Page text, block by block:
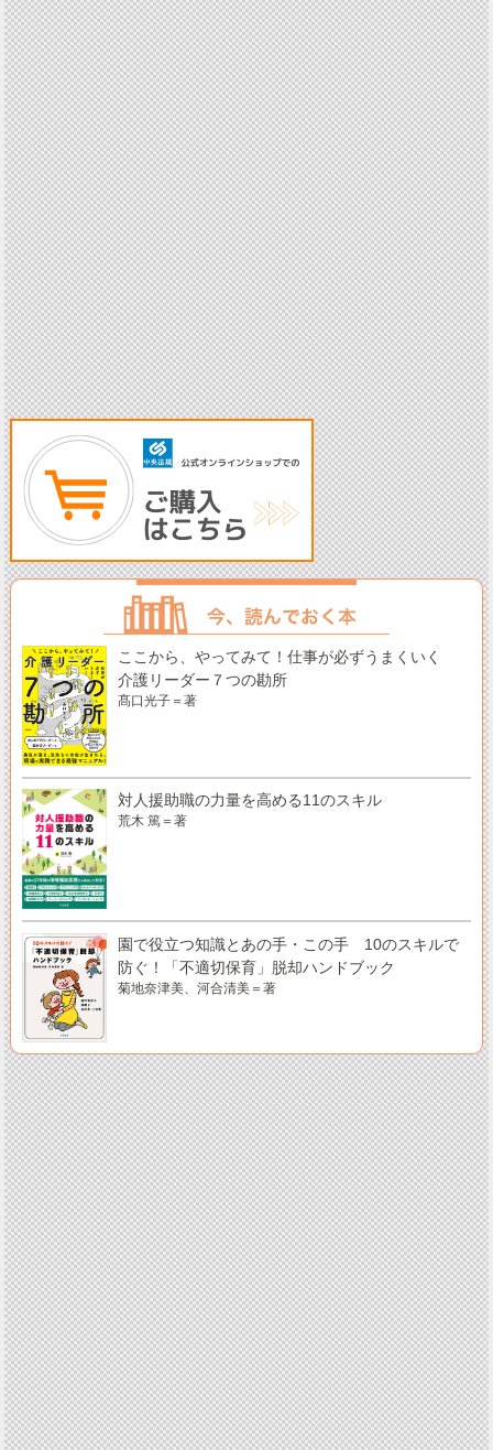
ここから、やってみて！仕事が必ずうまくいく
介護リーダー７つの勘所
髙口光子＝著
対人援助職の力量を高める11のスキル
荒木 篤＝著
園で役立つ知識とあの手・この手 10のスキルで
防ぐ！「不適切保育」脱却ハンドブック
菊地奈津美、河合清美＝著